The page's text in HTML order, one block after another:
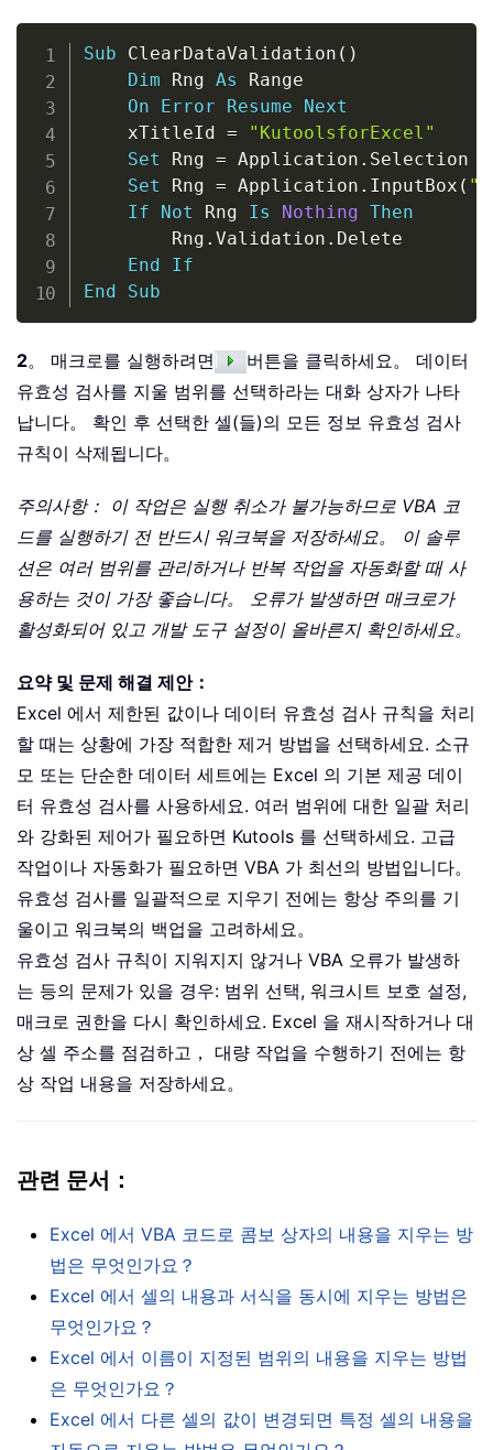
Sub ClearDataValidation ( )
Dim Rng As Range
On
Error Resume
Next
    xTitleId
=
"KutoolsforExcel"
Set Rng = Application . Selection
Set Rng = Application . InputBox (
If
Not Rng Is Nothing Then
        Rng
. Validation . Delete
End
If
End
Sub
2。 매크로를 실행하려면
버튼을 클릭하세요。 데이터
유효성 검사를 지울 범위를 선택하라는 대화 상자가 나타
납니다。 확인 후 선택한 셀(들)의 모든 정보 유효성 검사
규칙이 삭제됩니다。
주의사항： 이 작업은 실행 취소가 불가능하므로 VBA 코
드를 실행하기 전 반드시 워크북을 저장하세요。 이 솔루
션은 여러 범위를 관리하거나 반복 작업을 자동화할 때 사
용하는 것이 가장 좋습니다。 오류가 발생하면 매크로가
활성화되어 있고 개발 도구 설정이 올바른지 확인하세요。
요약 및 문제 해결 제안：
Excel 에서 제한된 값이나 데이터 유효성 검사 규칙을 처리
할 때는 상황에 가장 적합한 제거 방법을 선택하세요. 소규
모 또는 단순한 데이터 세트에는 Excel 의 기본 제공 데이
터 유효성 검사를 사용하세요. 여러 범위에 대한 일괄 처리
와 강화된 제어가 필요하면 Kutools 를 선택하세요. 고급
작업이나 자동화가 필요하면 VBA 가 최선의 방법입니다。
유효성 검사를 일괄적으로 지우기 전에는 항상 주의를 기
울이고 워크북의 백업을 고려하세요。
유효성 검사 규칙이 지워지지 않거나 VBA 오류가 발생하
는 등의 문제가 있을 경우: 범위 선택, 워크시트 보호 설정,
매크로 권한을 다시 확인하세요. Excel 을 재시작하거나 대
상 셀 주소를 점검하고， 대량 작업을 수행하기 전에는 항
상 작업 내용을 저장하세요。
관련 문서：
Excel 에서 VBA 코드로 콤보 상자의 내용을 지우는 방
법은 무엇인가요？
Excel 에서 셀의 내용과 서식을 동시에 지우는 방법은
무엇인가요？
Excel 에서 이름이 지정된 범위의 내용을 지우는 방법
은 무엇인가요？
Excel 에서 다른 셀의 값이 변경되면 특정 셀의 내용을